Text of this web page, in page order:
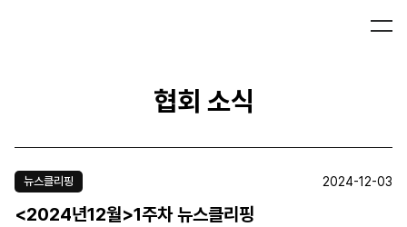
협회 소식
뉴스클리핑 2024-12-03
<2024년12월>1주차 뉴스클리핑